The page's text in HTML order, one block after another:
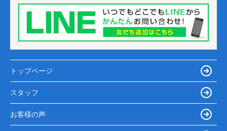
トップページ
スタッフ
お客様の声